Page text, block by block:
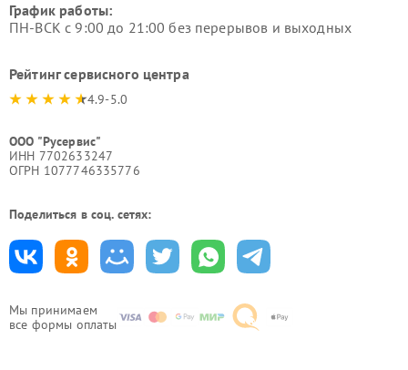
Мы принимаем
все формы оплаты
График работы:
ПН-ВСК с 9:00 до 21:00 без перерывов и выходных
Рейтинг сервисного центра
4.9-5.0
ООО "Русервис"
ИНН 7702633247
ОГРН 1077746335776
Поделиться в соц. сетях: